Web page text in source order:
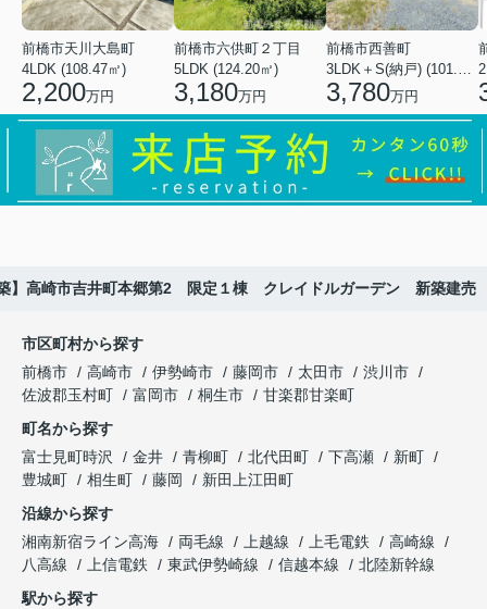
前橋市天川大島町
4LDK (108.47㎡)
2,200万円
前橋市六供町２丁目
5LDK (124.20㎡)
3,180万円
前橋市西善町
3,780万円
】高崎市吉井町本郷第2 限定１棟 クレイドルガーデン 新築建売
市区町村から探す
前橋市
高崎市 伊勢崎市 藤岡市 太田市
渋川市
佐波郡玉村町
富岡市 桐生市
甘楽郡甘楽町
町名から探す
富士見町時沢
金井 青柳町 北代田町 下高瀬
新町
豊城町
相生町 藤岡
新田上江田町
沿線から探す
湘南新宿ライン高海
両毛線 上越線 上毛電鉄
高崎線
八高線
上信電鉄 東武伊勢崎線 信越本線
北陸新幹線
駅から探す